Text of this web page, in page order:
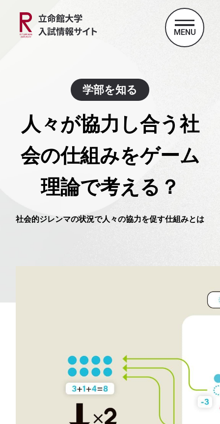
MENU
学部を知る
人々が協力し合う社
会の仕組みをゲーム
理論で考える？
社会的ジレンマの状況で人々の協力を促す仕組みとは